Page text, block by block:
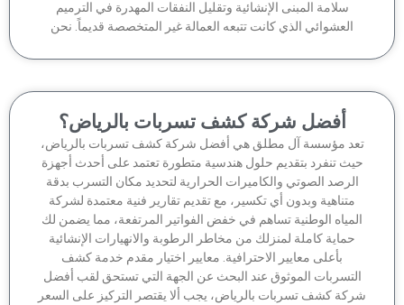
سلامة المبنى الإنشائية وتقليل النفقات المهدرة في الترميم
العشوائي الذي كانت تتبعه العمالة غير المتخصصة قديماً. نحن
أفضل شركة كشف تسربات بالرياض؟
مؤسسة آل مطلق هي أفضل شركة كشف تسربات بالرياض،
تنفرد بتقديم حلول هندسية متطورة تعتمد على أحدث أجهزة
الرصد الصوتي والكاميرات الحرارية لتحديد مكان التسرب بدقة
متناهية وبدون أي تكسير، مع تقديم تقارير فنية معتمدة لشركة
الوطنية تساهم في خفض الفواتير المرتفعة، مما يضمن لك
حماية كاملة لمنزلك من مخاطر الرطوبة والانهيارات الإنشائية
بأعلى معايير الاحترافية. معايير اختيار مقدم خدمة كشف
الموثوق عند البحث عن الجهة التي تستحق لقب أفضل
كشف تسربات بالرياض، يجب ألا يقتصر التركيز على السعر